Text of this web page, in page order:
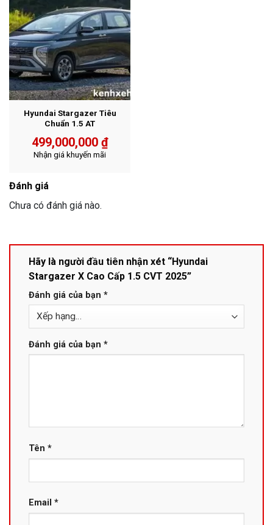
Hyundai Stargazer Tiêu
Chuẩn 1.5 AT
499,000,000 ₫
Nhận giá khuyến mãi
Đánh giá
Chưa có đánh giá nào.
Hãy là người đầu tiên nhận xét “Hyundai
Stargazer X Cao Cấp 1.5 CVT 2025”
Đánh giá của bạn *
Đánh giá của bạn *
Tên *
Email *